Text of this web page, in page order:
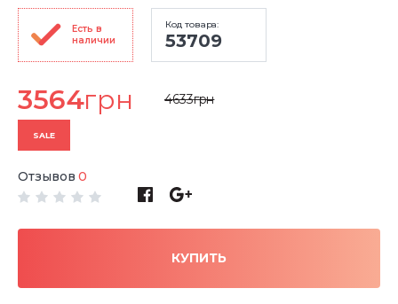
Есть в
наличии
Код товара:
53709
3564грн 4633грн
SALE
Отзывов 0
КУПИТЬ